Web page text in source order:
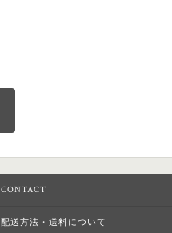
CONTACT
配送方法・送料について